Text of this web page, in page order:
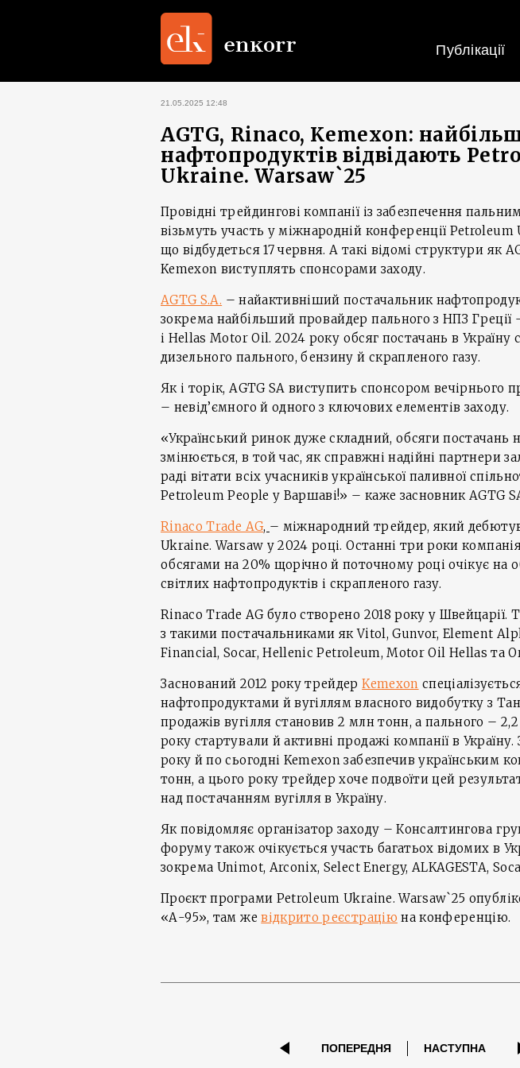
Публікації
21.05.2025 12:48
AGTG, Rinaco, Kemexon:
нафтопродуктів відвідають
Ukraine. Warsaw`25
Провідні трейдингові компанії із забезпечення
візьмуть участь у міжнародній конференції Petroleum
що відбудеться 17 червня. А такі відомі структури як
Kemexon виступлять спонсорами заходу.
AGTG S.A. – найактивніший постачальник
зокрема найбільший провайдер пального з НПЗ
і Hellas Motor Oil. 2024 року обсяг постачань в Україну
дизельного пального, бензину й скрапленого газу.
Як і торік, AGTG SA виступить спонсором вечірнього
– невід’ємного й одного з ключових елементів заходу.
«Український ринок дуже складний, обсяги постачань
змінюється, в той час, як справжні надійні партнери
раді вітати всіх учасників української паливної
Petroleum People у Варшаві!» – каже засновник AGTG
Rinaco Trade AG, – міжнародний трейдер, який
Ukraine. Warsaw у 2024 році. Останні три роки
обсягами на 20% щорічно й поточному році очікує на
світлих нафтопродуктів і скрапленого газу.
Rinaco Trade AG було створено 2018 року у Швейцарії.
з такими постачальниками як Vitol, Gunvor, Element
Financial, Socar, Hellenic Petroleum, Motor Oil Hellas та
Заснований 2012 року трейдерKemexon
нафтопродуктами й вугіллям власного видобутку з
продажів вугілля становив 2 млн тонн, а пального –
року стартували й активні продажі компанії в
року й по сьогодні Kemexon забезпечив українським
тонн, а цього року трейдер хоче подвоїти цей
над постачанням вугілля в Україну.
Як повідомляє організатор заходу – Консалтингова
форуму також очікується участь багатьох відомих в
зокрема Unimot, Arconix, Select Energy, ALKAGESTA,
Проєкт програми Petroleum Ukraine. Warsaw`25
«А-95», там жевідкрито реєстрацію на конференцію.
ПОПЕРЕДНЯ НАСТУПНА